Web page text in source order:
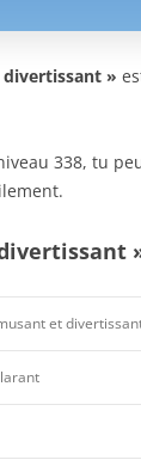
»
338, tu
et